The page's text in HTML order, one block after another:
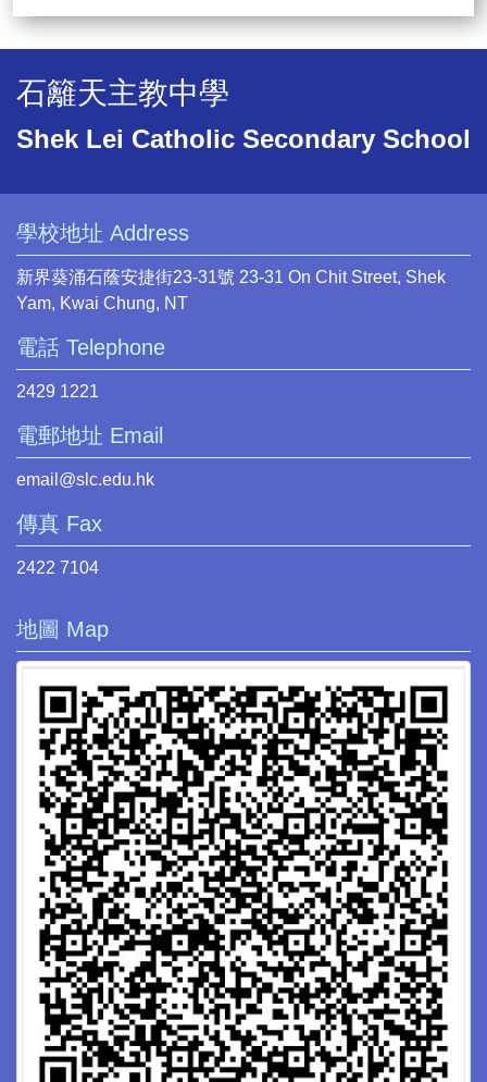
石籬天主教中學
Shek Lei Catholic Secondary School
學校地址 Address
新界葵涌石蔭安捷街23-31號 23-31 On Chit Street, Shek
Yam, Kwai Chung, NT
電話 Telephone
2429 1221
電郵地址 Email
email@slc.edu.hk
傳真 Fax
2422 7104
地圖 Map